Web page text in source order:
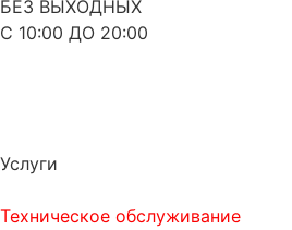
БЕЗ ВЫХОДНЫХ
С 10:00 ДО 20:00
Услуги
Техническое обслуживание